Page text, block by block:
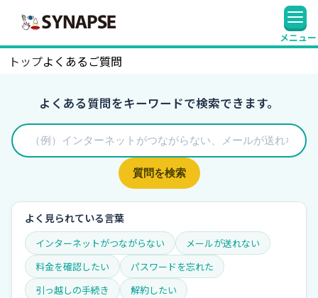
メニュー
トップよくあるご質問
よくある質問をキーワードで検索できます。
質問を検索
よく見られている言葉
インターネットがつながらない
メールが送れない
料金を確認したい
パスワードを忘れた
引っ越しの手続き
解約したい